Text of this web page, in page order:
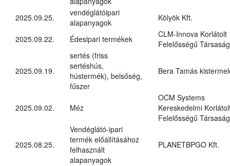
2025.09.25.
vendéglátóipari
alapanyagok
Kölyök Kft.
2025.09.22. Édesipari termékek
CLM-Innova Korlátolt
Felelősségű Társaság
2025.09.19.
sertés (friss
sertéshús,
hústermék), belsőség,
fűszer
Bera Tamás
2025.09.02. Méz
OCM Systems
Kereskedelmi
Felelősségű Társaság
2025.08.25.
Vendéglátó-ipari
termék előállításához
felhasznált
alapanyagok
PLANETBPGO Kft.